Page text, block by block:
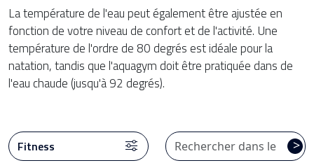
La température de l'eau peut également être ajustée en
fonction de votre niveau de confort et de l'activité. Une
température de l'ordre de 80 degrés est idéale pour la
natation, tandis que l'aquagym doit être pratiquée dans de
l'eau chaude (jusqu'à 92 degrés).
>